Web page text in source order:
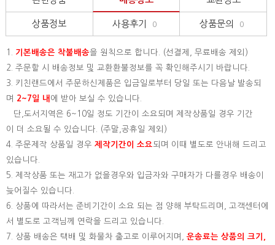
상품정보 사용후기 0 상품문의 0
1. 기본배송은 착불배송을 원칙으로 합니다. (선결제, 무료배송 제외)
2. 주문할 시 배송정보 및 교환환불정보를 꼭 확인해주시기 바랍니다.
3. 키친랜드에서 주문하신제품은 입금일로부터 당일 또는 다음날 발송되
며
2~7일 내 에 받아 보실 수 있습니다.
단,도서지역은 6~10일 정도 기간이 소요되며 제작상품일 경우 기간
이 더 소요될 수 있습니다. (주말,공휴일 제외)
4. 주문제작 상품일 경우 제작기간이 소요되며 이때 별도로 안내해 드리고
있습니다.
5. 제작상품 또는 재고가 없을경우와 입금자와 구매자가 다를경우 배송이
늦어질수 있습니다.
6. 상품에 따라서는 준비기간이 소요 되는 점 양해 부탁드리며, 고객센터에
서 별도로 고객님께 연락을 드리고 있습니다.
7. 상품 배송은 택배 및 화물차 출고로 이루어지며, 운송료는 상품의 크기,